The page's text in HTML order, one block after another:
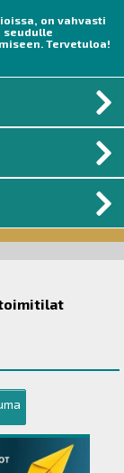
on vahvasti
seudulle
Tervetuloa!